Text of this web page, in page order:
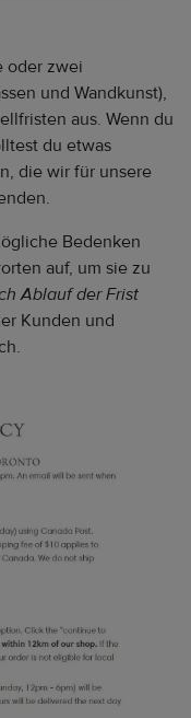
oder zwei
und Wandkunst),
aus. Wenn du
du etwas
die wir für unsere
Bedenken
auf, um sie zu
Ablauf der Frist
Kunden und